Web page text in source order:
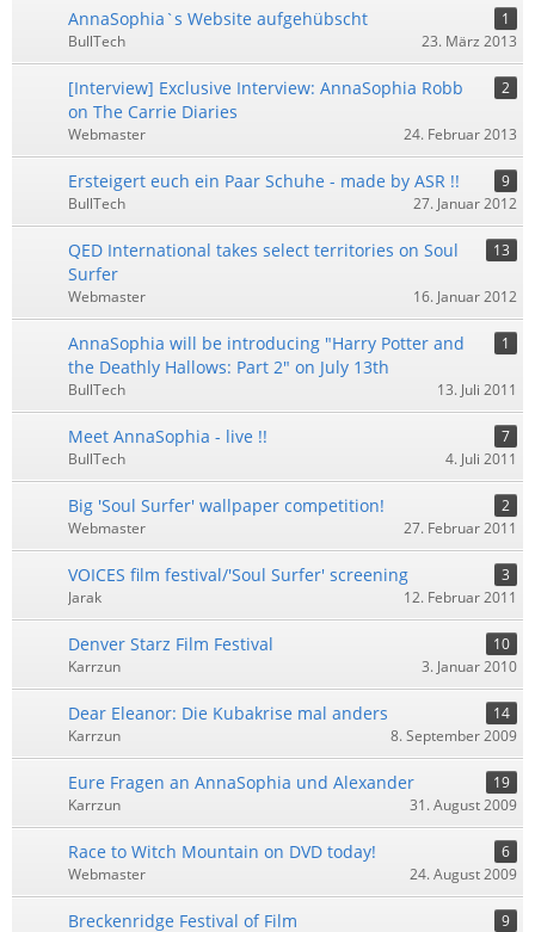
AnnaSophia`s Website aufgehübscht
1
BullTech
23. März 2013
[Interview] Exclusive Interview: AnnaSophia Robb
on The Carrie Diaries
2
Webmaster 24. Februar 2013
Ersteigert euch ein Paar Schuhe - made by ASR !!
9
BullTech
27. Januar 2012
QED International takes select territories on Soul
Surfer
13
Webmaster 16. Januar 2012
AnnaSophia will be introducing "Harry Potter and
the Deathly Hallows: Part 2" on July 13th
1
BullTech 13. Juli 2011
Meet AnnaSophia - live !!
7
BullTech
4. Juli 2011
Big 'Soul Surfer' wallpaper competition!
2
Webmaster
27. Februar 2011
VOICES film festival/'Soul Surfer' screening
3
Jarak
12. Februar 2011
Denver Starz Film Festival
10
Karrzun
3. Januar 2010
Dear Eleanor: Die Kubakrise mal anders
14
Karrzun
8. September 2009
Eure Fragen an AnnaSophia und Alexander
19
Karrzun
31. August 2009
Race to Witch Mountain on DVD today!
6
Webmaster
24. August 2009
Breckenridge Festival of Film 9